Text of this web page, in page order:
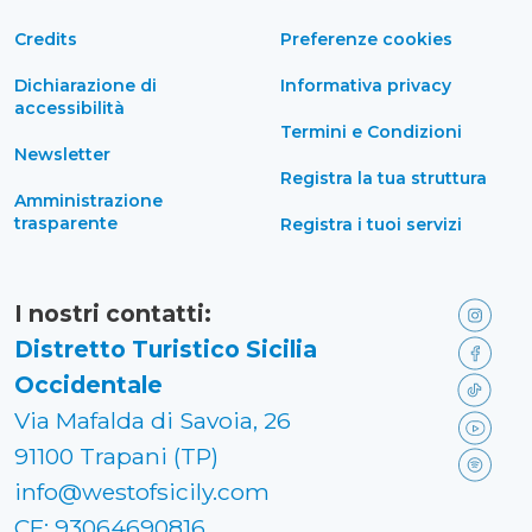
Credits
Dichiarazione di
accessibilità
Newsletter
Amministrazione
trasparente
Preferenze cookies
Informativa privacy
Termini e Condizioni
Registra la tua struttura
Registra i tuoi servizi
I nostri contatti:
Distretto Turistico Sicilia
Occidentale
Via Mafalda di Savoia, 26
91100 Trapani (TP)
info@westofsicily.com